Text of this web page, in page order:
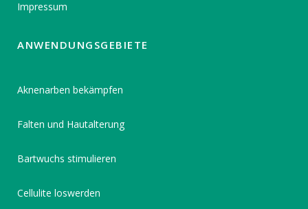
Impressum
ANWENDUNGSGEBIETE
Aknenarben bekämpfen
Falten und Hautalterung
Bartwuchs stimulieren
Cellulite loswerden